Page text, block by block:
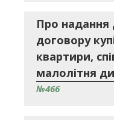
Про надання
договору
квартири,
малолітня
№466